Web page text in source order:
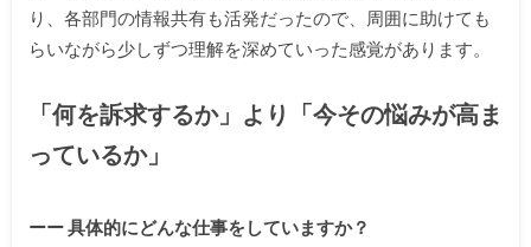
り、各部門の情報共有も活発だったので、周囲に助けても
らいながら少しずつ理解を深めていった感覚があります。
「何を訴求するか」より「今その悩みが高ま
っているか」
ーー 具体的にどんな仕事をしていますか？